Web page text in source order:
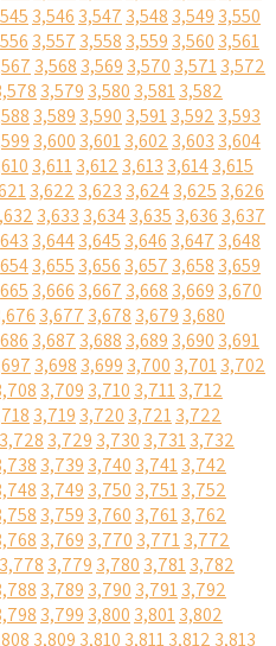
3,546 3,547 3,548 3,549 3,550
3,557 3,558 3,559 3,560 3,561
3,568 3,569 3,570 3,5713,572
3,579 3,580 3,5813,582
3,589 3,590 3,5913,592 3,593
3,600 3,6013,602 3,603 3,604
3,6113,612 3,613 3,6143,615
3,622 3,623 3,6243,625 3,626
3,633 3,6343,635 3,636 3,637
3,6443,645 3,646 3,647 3,648
3,655 3,656 3,657 3,658 3,659
3,666 3,667 3,668 3,669 3,670
3,677 3,678 3,679 3,680
3,687 3,688 3,689 3,690 3,691
3,698 3,699 3,700 3,7013,702
3,709 3,710 3,7113,712
3,719 3,720 3,7213,722
3,728 3,729 3,730 3,7313,732
3,739 3,740 3,7413,742
3,749 3,750 3,7513,752
3,759 3,760 3,7613,762
3,769 3,770 3,7713,772
3,778 3,779 3,780 3,7813,782
3,789 3,790 3,7913,792
3,799 3,800 3,8013,802
3,809 3,810 3,8113,812 3,813